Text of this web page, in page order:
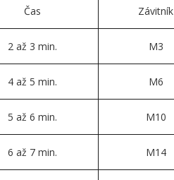
Čas Závitník
2 až 3 min. M3
4 až 5 min. M6
5 až 6 min. M10
6 až 7 min. M14